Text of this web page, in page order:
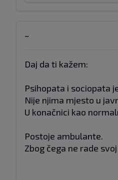
~
Daj da ti kažem:
Psihopata i sociopata
Nije njima mjesto u
U konačnici kao
Postoje ambulante.
Zbog čega ne rade